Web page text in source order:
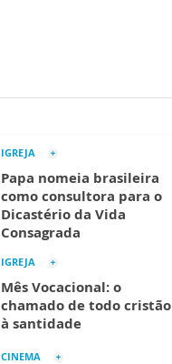
IGREJA
Papa nomeia brasileira
como consultora para o
Dicastério da Vida
Consagrada
IGREJA
Mês Vocacional: o
chamado de todo cristão
à santidade
CINEMA